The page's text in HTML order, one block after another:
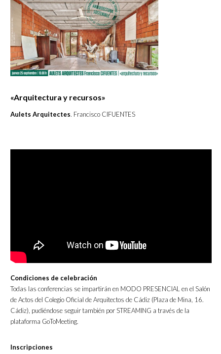
«Arquitectura y recursos»
Aulets Arquitectes. Francisco CIFUENTES
Condiciones de celebración
Todas las conferencias se impartirán en MODO PRESENCIAL en el Salón
de Actos del Colegio Oficial de Arquitectos de Cádiz (Plaza de Mina, 16.
Cádiz), pudiéndose seguir también por STREAMING a través de la
plataforma GoToMeeting.
Inscripciones